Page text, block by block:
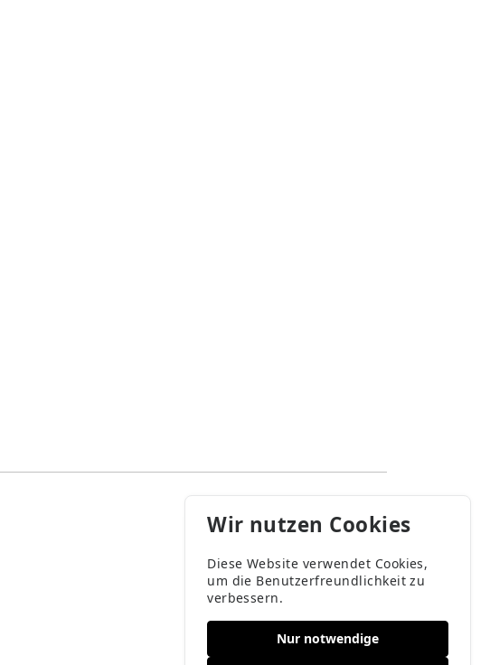
Wir nutzen Cookies
Diese Website verwendet Cookies,
um die Benutzerfreundlichkeit zu
verbessern.
Nur notwendige